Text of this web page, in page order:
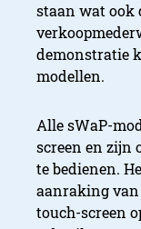
staan wat ook
demonstratie
modellen.
Alle sWaP-
screen en zijn
te bedienen.
aanraking van
touch-screen